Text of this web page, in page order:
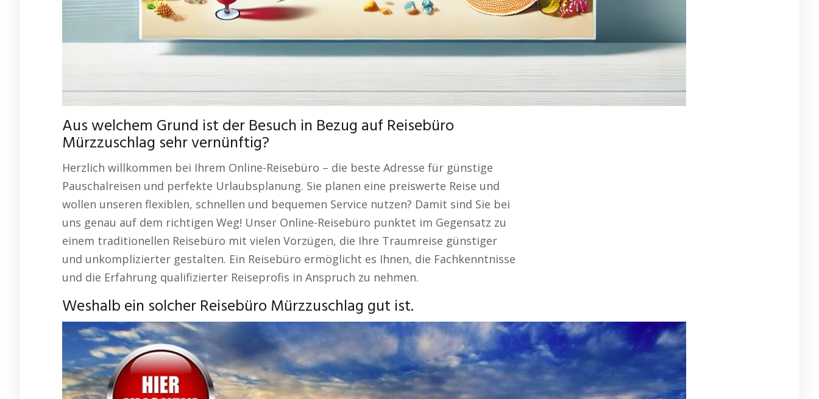
Aus welchem Grund ist der Besuch in Bezug auf Reisebüro
Mürzzuschlag sehr vernünftig?
Herzlich willkommen bei Ihrem Online-Reisebüro – die beste Adresse für günstige
Pauschalreisen und perfekte Urlaubsplanung. Sie planen eine preiswerte Reise und
wollen unseren flexiblen, schnellen und bequemen Service nutzen? Damit sind Sie bei
uns genau auf dem richtigen Weg! Unser Online-Reisebüro punktet im Gegensatz zu
einem traditionellen Reisebüro mit vielen Vorzügen, die Ihre Traumreise günstiger
und unkomplizierter gestalten. Ein Reisebüro ermöglicht es Ihnen, die Fachkenntnisse
und die Erfahrung qualifizierter Reiseprofis in Anspruch zu nehmen.
Weshalb ein solcher Reisebüro Mürzzuschlag gut ist.